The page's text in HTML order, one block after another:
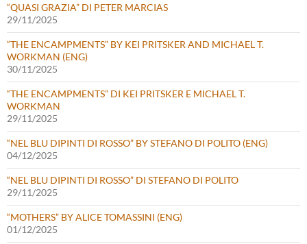
“QUASI GRAZIA” DI PETER MARCIAS
29/11/2025
“THE ENCAMPMENTS” BY KEI PRITSKER AND MICHAEL T.
WORKMAN (ENG)
30/11/2025
“THE ENCAMPMENTS” DI KEI PRITSKER E MICHAEL T.
WORKMAN
29/11/2025
“NEL BLU DIPINTI DI ROSSO” BY STEFANO DI POLITO (ENG)
04/12/2025
“NEL BLU DIPINTI DI ROSSO” DI STEFANO DI POLITO
29/11/2025
“MOTHERS” BY ALICE TOMASSINI (ENG)
01/12/2025